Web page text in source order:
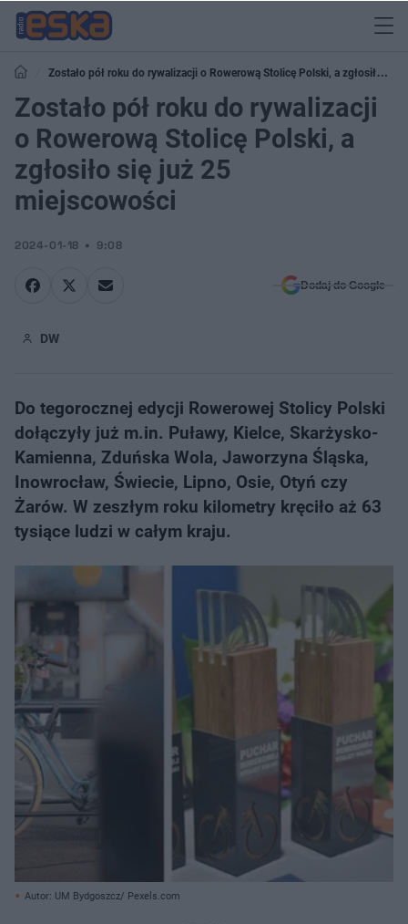
Zostało pół roku do rywalizacji o Rowerową Stolicę Polski, a zgłosiło się
już 25 miejscowości
Zostało pół roku do rywalizacji
o Rowerową Stolicę Polski, a
zgłosiło się już 25
miejscowości
2024-01-18 9:08
Dodaj do Google
DW
Do tegorocznej edycji Rowerowej Stolicy Polski
dołączyły już m.in. Puławy, Kielce, Skarżysko-
Kamienna, Zduńska Wola, Jaworzyna Śląska,
Inowrocław, Świecie, Lipno, Osie, Otyń czy
Żarów. W zeszłym roku kilometry kręciło aż 63
tysiące ludzi w całym kraju.
Autor: UM Bydgoszcz/ Pexels.com